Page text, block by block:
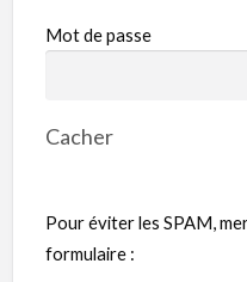
Mot de passe
Cacher
Pour éviter les SPAM,
formulaire :